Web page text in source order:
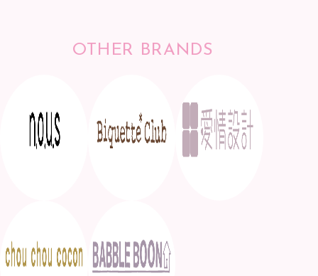
OTHER BRANDS